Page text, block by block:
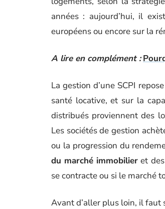
années : aujourd’hui, il
européens ou encore sur la
A lire en complément :
La gestion d’une SCPI
santé locative, et sur la
distribués proviennent des
Les sociétés de gestion
ou la progression du
du marché immobilier et
se contracte ou si le marché
Avant d’aller plus loin, il faut